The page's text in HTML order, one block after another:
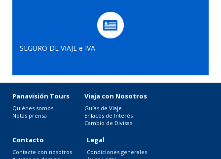
SEGURO DE VIAJE e IVA
Panavisión Tours
Quiénes somos
Notas prensa
Viaja con Nosotros
Guías de Viaje
Enlaces de Interés
Cambio de Divisas
Contacto
Contacte con nosotros
Legal
Condiciones generales